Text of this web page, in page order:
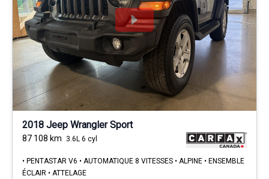
2018 Jeep Wrangler Sport
87 108 km 3.6L 6 cyl
• PENTASTAR V6 • AUTOMATIQUE 8 VITESSES • ALPINE • ENSEMBLE
ÉCLAIR • ATTELAGE